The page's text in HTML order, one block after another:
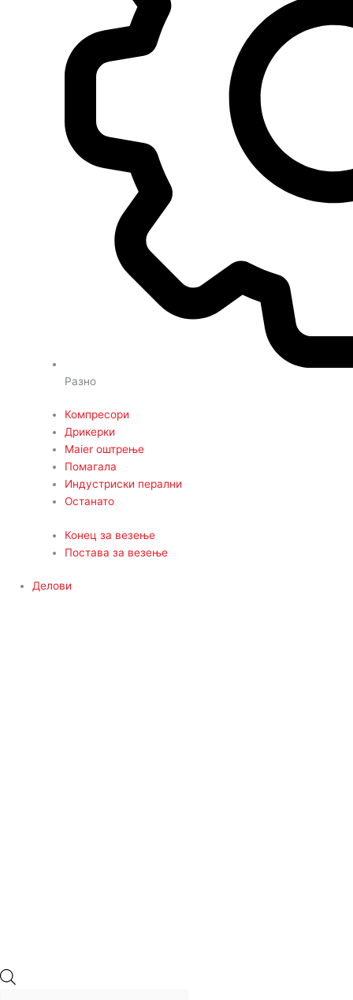
Разно
Компресори
Дрикерки
Maier оштрење
Помагала
Индустриски перални
Останато
Конец за везење
Постава за везење
Делови